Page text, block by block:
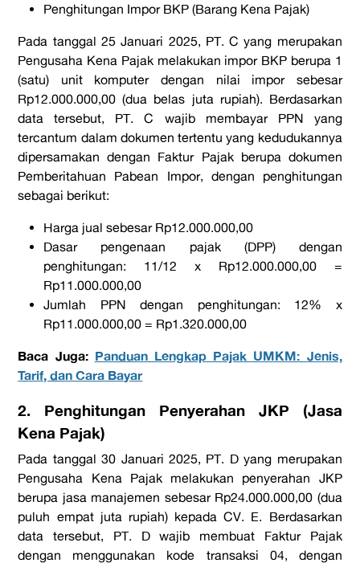
Penghitungan Impor BKP (Barang Kena Pajak)
Pada tanggal 25 Januari 2025, PT. C yang merupakan
Pengusaha Kena Pajak melakukan impor BKP berupa 1
(satu) unit komputer dengan nilai impor sebesar
Rp12.000.000,00 (dua belas juta rupiah). Berdasarkan
data tersebut, PT. C wajib membayar PPN yang
tercantum dalam dokumen tertentu yang kedudukannya
dipersamakan dengan Faktur Pajak berupa dokumen
Pemberitahuan Pabean Impor, dengan penghitungan
sebagai berikut:
Harga jual sebesar Rp12.000.000,00
Dasar pengenaan pajak (DPP) dengan
penghitungan: 11/12 x Rp12.000.000,00 =
Rp11.000.000,00
Jumlah PPN dengan penghitungan: 12% x
Rp11.000.000,00= Rp1.320.000,00
Baca Juga: Panduan Lengkap Pajak UMKM: Jenis,
Tarif, dan Cara Bayar
2. Penghitungan Penyerahan JKP (Jasa
Kena Pajak)
Pada tanggal 30 Januari 2025, PT. D yang merupakan
Pengusaha Kena Pajak melakukan penyerahan JKP
berupa jasa manajemen sebesar Rp24.000.000,00 (dua
puluh empat juta rupiah) kepada CV. E. Berdasarkan
data tersebut, PT. D wajib membuat Faktur Pajak
dengan menggunakan kode transaksi 04, dengan